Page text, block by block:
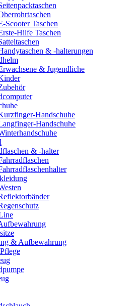
Scooter Taschen
Hilfe Taschen
& -halterungen
& Jugendliche
Handschuhe
Handschuhe
& -halter
& Aufbewahrung